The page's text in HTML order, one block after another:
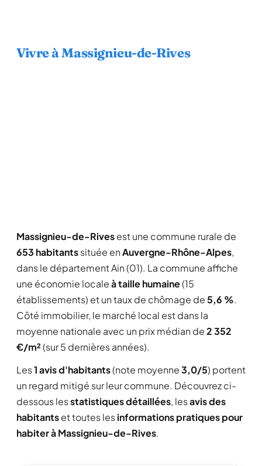
Vivre à Massignieu-de-Rives
Massignieu-de-Rivesest une commune rurale de
653 habitantssituée enAuvergne-Rhône-Alpes,
dans le département Ain (01). La commune affiche
une économie localeà taille humaine(15
établissements) et un taux de chômage de5,6 %.
Côté immobilier, le marché local est dans la
moyenne nationale avec un prix médian de2 352
€/m²(sur 5 dernières années).
Les1 avis d'habitants(note moyenne3,0/5) portent
un regard mitigé sur leur commune. Découvrez ci-
dessous lesstatistiques détaillées, lesavis des
habitantset toutes lesinformations pratiques pour
habiter à Massignieu-de-Rives.